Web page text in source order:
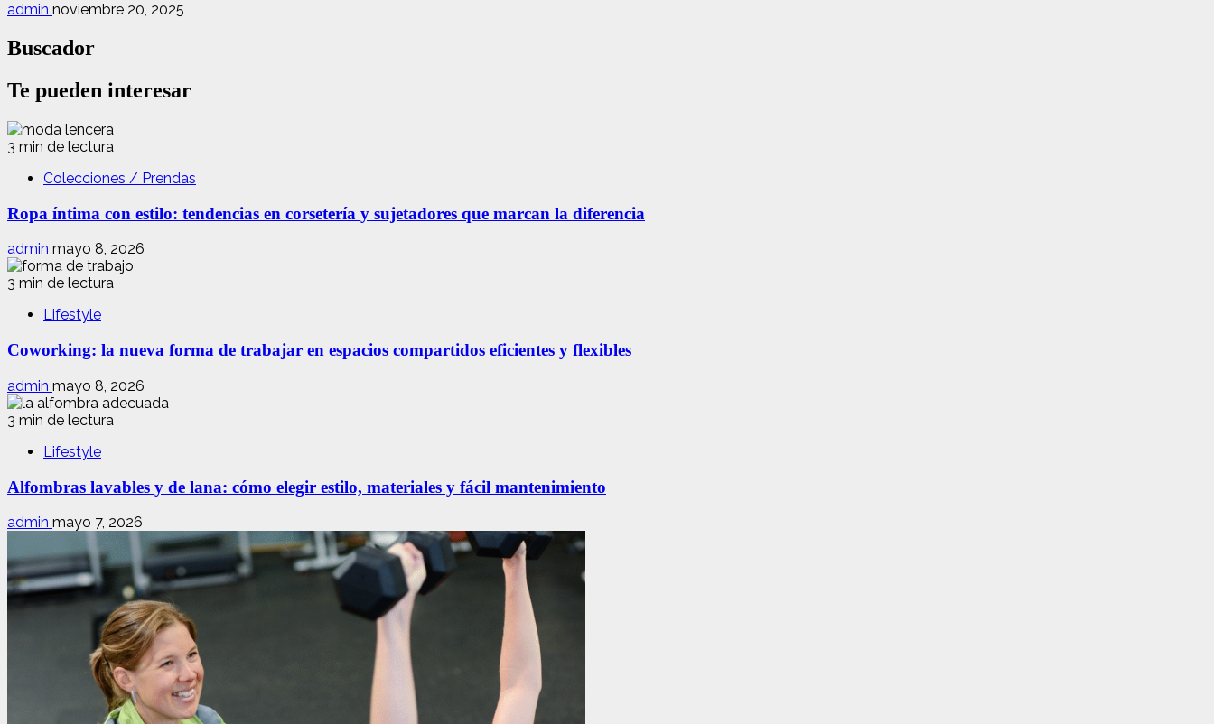
admin noviembre 20, 2025
Buscador
Te pueden interesar
3 min de lectura
Colecciones / Prendas
Ropa íntima con estilo: tendencias en corsetería y sujetadores que marcan la diferencia
admin mayo 8, 2026
3 min de lectura
Lifestyle
Coworking: la nueva forma de trabajar en espacios compartidos eficientes y flexibles
admin mayo 8, 2026
3 min de lectura
Lifestyle
Alfombras lavables y de lana: cómo elegir estilo, materiales y fácil mantenimiento
admin mayo 7, 2026